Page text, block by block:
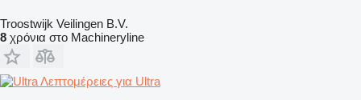
Troostwijk Veilingen B.V.
8 χρόνια στο Machineryline
Λεπτομέρειες για Ultra